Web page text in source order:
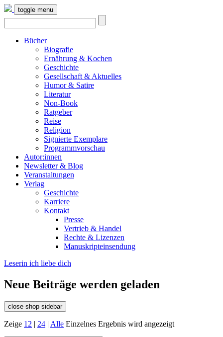
toggle menu
Bücher
Biografie
Ernährung & Kochen
Geschichte
Gesellschaft & Aktuelles
Humor & Satire
Literatur
Non-Book
Ratgeber
Reise
Religion
Signierte Exemplare
Programmvorschau
Autor:innen
Newsletter & Blog
Veranstaltungen
Verlag
Geschichte
Karriere
Kontakt
Presse
Vertrieb & Handel
Rechte & Lizenzen
Manuskripteinsendung
Leserin ich liebe dich
Neue Beiträge werden geladen
close shop sidebar
Zeige 12 | 24 | Alle Einzelnes Ergebnis wird angezeigt